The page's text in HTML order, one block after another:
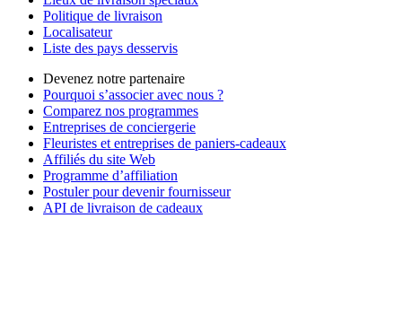
Politique de livraison
Localisateur
Liste des pays desservis
Devenez notre partenaire
Pourquoi s’associer avec nous ?
Comparez nos programmes
Entreprises de conciergerie
Fleuristes et entreprises de paniers-cadeaux
Affiliés du site Web
Programme d’affiliation
Postuler pour devenir fournisseur
API de livraison de cadeaux